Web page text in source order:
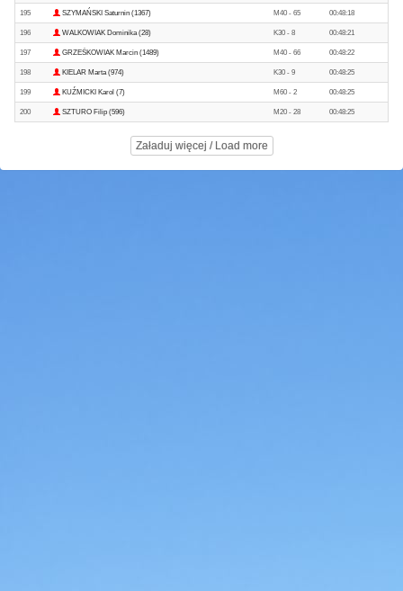
195 SZYMAŃSKI Saturnin (1367) M40 - 65 00:48:18
196 WALKOWIAK Dominika (28) K30 - 8 00:48:21
197 GRZEŚKOWIAK Marcin (1489) M40 - 66 00:48:22
198 KIELAR Marta (974) K30 - 9 00:48:25
199 KUŹMICKI Karol (7) M60 - 2 00:48:25
200 SZTURO Filip (596) M20 - 28 00:48:25